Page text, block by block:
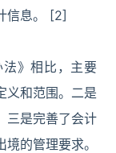
信息。 [2]
》相比，主要
义和范围。二是
三是完善了会计
的管理要求。